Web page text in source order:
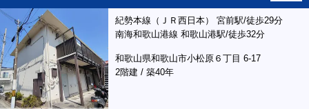
紀勢本線（ＪＲ西日本） 宮前駅/徒歩29分
南海和歌山港線 和歌山港駅/徒歩32分
和歌山県和歌山市小松原６丁目 6-17
2階建 / 築40年